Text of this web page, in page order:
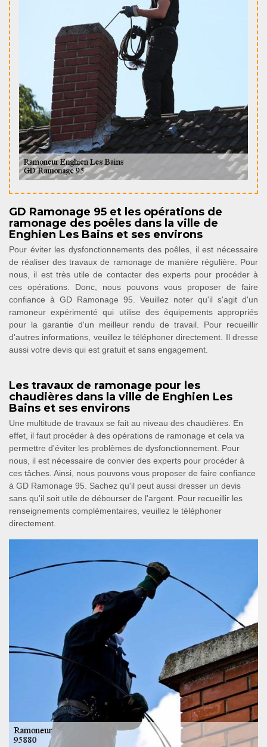
GD Ramonage 95 et les opérations de
ramonage des poêles dans la ville de
Enghien Les Bains et ses environs
Pour éviter les dysfonctionnements des poêles, il est nécessaire
de réaliser des travaux de ramonage de manière régulière. Pour
nous, il est très utile de contacter des experts pour procéder à
ces opérations. Donc, nous pouvons vous proposer de faire
confiance à GD Ramonage 95. Veuillez noter qu'il s'agit d'un
ramoneur expérimenté qui utilise des équipements appropriés
pour la garantie d'un meilleur rendu de travail. Pour recueillir
d'autres informations, veuillez le téléphoner directement. Il dresse
aussi votre devis qui est gratuit et sans engagement.
Les travaux de ramonage pour les
chaudières dans la ville de Enghien Les
Bains et ses environs
Une multitude de travaux se fait au niveau des chaudières. En
effet, il faut procéder à des opérations de ramonage et cela va
permettre d'éviter les problèmes de dysfonctionnement. Pour
nous, il est nécessaire de convier des experts pour procéder à
ces tâches. Ainsi, nous pouvons vous proposer de faire confiance
à GD Ramonage 95. Sachez qu'il peut aussi dresser un devis
sans qu'il soit utile de débourser de l'argent. Pour recueillir les
renseignements complémentaires, veuillez le téléphoner
directement.